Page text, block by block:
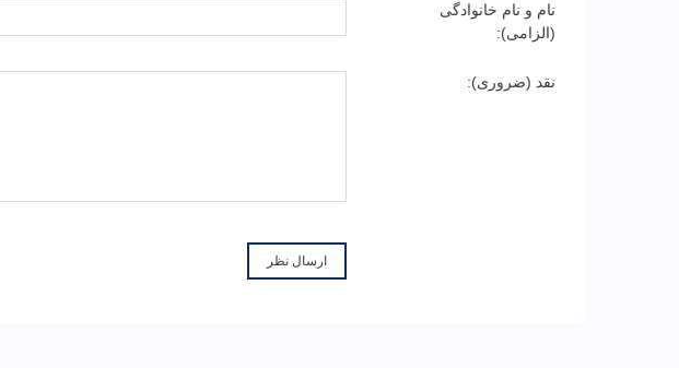
نام و نام خانوادگی
(الزامی):
نقد (ضروری):